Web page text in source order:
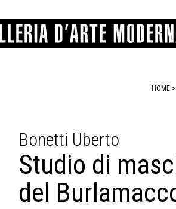
SCULTURA
STAMPA
MATRICI XILOGRAFICHE
FOTOGRAFIA
CATARSINI
LUCARELLI
MARTINI
MICHETTI
SPOLTI
HOME >
Bonetti Uberto
Studio di
del